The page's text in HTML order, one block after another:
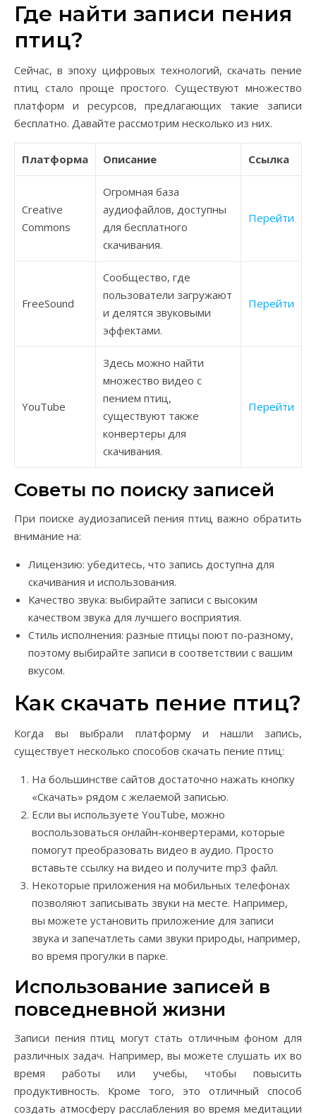
Где найти записи пения
птиц?
Сейчас, в эпоху цифровых технологий, скачать пение
птиц стало проще простого. Существуют множество
платформ и ресурсов, предлагающих такие записи
бесплатно. Давайте рассмотрим несколько из них.
Платформа Описание Ссылка
Creative
Commons
Огромная база
аудиофайлов, доступны
для бесплатного
скачивания.
Перейти
FreeSound
Сообщество, где
пользователи загружают
и делятся звуковыми
эффектами.
Перейти
YouTube
Здесь можно найти
множество видео с
пением птиц,
существуют также
конвертеры для
скачивания.
Перейти
Советы по поиску записей
При поиске аудиозаписей пения птиц важно обратить
внимание на:
Лицензию: убедитесь, что запись доступна для
скачивания и использования.
Качество звука: выбирайте записи с высоким
качеством звука для лучшего восприятия.
Стиль исполнения: разные птицы поют по-разному,
поэтому выбирайте записи в соответствии с вашим
вкусом.
Как скачать пение птиц?
Когда вы выбрали платформу и нашли запись,
существует несколько способов скачать пение птиц:
На большинстве сайтов достаточно нажать кнопку
«Скачать» рядом с желаемой записью.
Если вы используете YouTube, можно
воспользоваться онлайн-конвертерами, которые
помогут преобразовать видео в аудио. Просто
вставьте ссылку на видео и получите mp3 файл.
Некоторые приложения на мобильных телефонах
позволяют записывать звуки на месте. Например,
вы можете установить приложение для записи
звука и запечатлеть сами звуки природы, например,
во время прогулки в парке.
Использование записей в
повседневной жизни
Записи пения птиц могут стать отличным фоном для
различных задач. Например, вы можете слушать их во
время работы или учебы, чтобы повысить
продуктивность. Кроме того, это отличный способ
создать атмосферу расслабления во время медитации